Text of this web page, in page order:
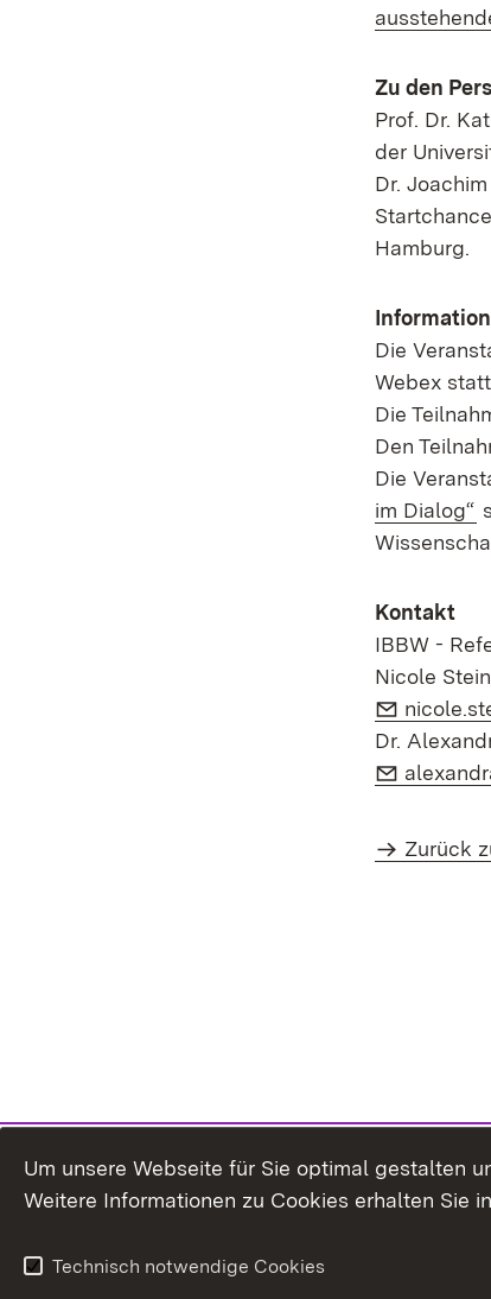
Zu den
Prof. Dr.
der
Dr.
Hamburg.
Die
Webex
Die
Den
Die
im Dialog“
Kontakt
IBBW -
Nicole Stein
E-Mail:
Dr.
E-Mail:
Zurück
Um unsere Webseite für Sie optimal gestalten
Weitere Informationen zu Cookies erhalten Sie
Technisch notwendige Cookies